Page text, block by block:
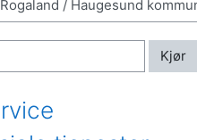
Kjør